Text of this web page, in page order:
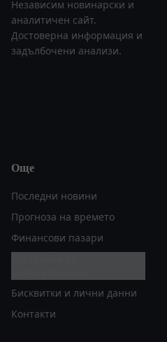
Независим новинарски и
аналитичен сайт.
Достоверна информация и
задълбочени анализи.
Още
Последни новини
Прогноза на времето
Финансови пазари
Бисквитки и лични данни
Контакти